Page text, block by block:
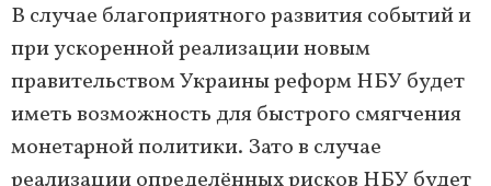
В случае благоприятного развития событий и
при ускоренной реализации новым
правительством Украины реформ НБУ будет
иметь возможность для быстрого смягчения
монетарной политики. Зато в случае